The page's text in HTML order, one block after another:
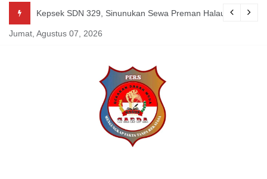
content
Uden Pimred Garda News Indonesia yang Sedang Pemulihan
Kepsek SDN 329, Sinunukan Sewa Preman Halau LSM
Jumat, Agustus 07, 2026